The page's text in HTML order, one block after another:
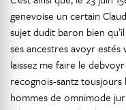
genevoise un certain
sujet dudit baron bien
ses ancestres avoyr estés
laissez me faire le
recognois-santz tousjours
hommes de omnimode